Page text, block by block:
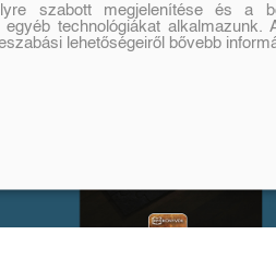
szabott megjelenítése és a
technológiákat alkalmazunk.
lehetőségeiről bővebb